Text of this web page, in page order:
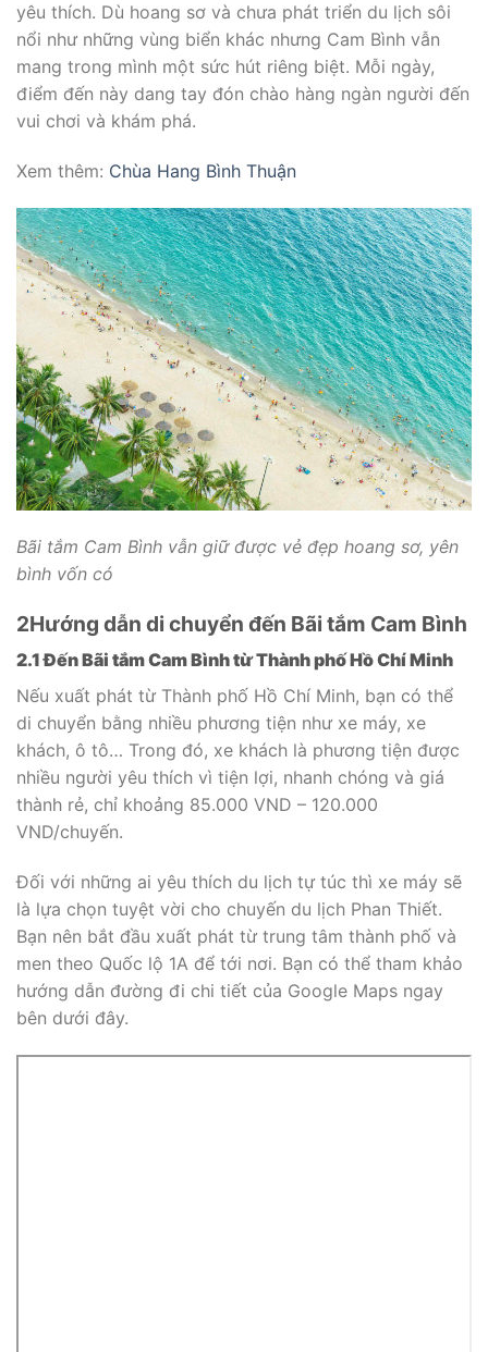
yêu thích. Dù hoang sơ và chưa phát triển du lịch sôi
nổi như những vùng biển khác nhưng Cam Bình vẫn
mang trong mình một sức hút riêng biệt. Mỗi ngày,
điểm đến này dang tay đón chào hàng ngàn người đến
vui chơi và khám phá.
Xem thêm: Chùa Hang Bình Thuận
Bãi tắm Cam Bình vẫn giữ được vẻ đẹp hoang sơ, yên
bình vốn có
2Hướng dẫn di chuyển đến Bãi tắm Cam Bình
2.1 Đến Bãi tắm Cam Bình từ Thành phố Hồ Chí Minh
Nếu xuất phát từ Thành phố Hồ Chí Minh, bạn có thể
di chuyển bằng nhiều phương tiện như xe máy, xe
khách, ô tô… Trong đó, xe khách là phương tiện được
nhiều người yêu thích vì tiện lợi, nhanh chóng và giá
thành rẻ, chỉ khoảng 85.000 VND – 120.000
VND/chuyến.
Đối với những ai yêu thích du lịch tự túc thì xe máy sẽ
là lựa chọn tuyệt vời cho chuyến du lịch Phan Thiết.
Bạn nên bắt đầu xuất phát từ trung tâm thành phố và
men theo Quốc lộ 1A để tới nơi. Bạn có thể tham khảo
hướng dẫn đường đi chi tiết của Google Maps ngay
bên dưới đây.